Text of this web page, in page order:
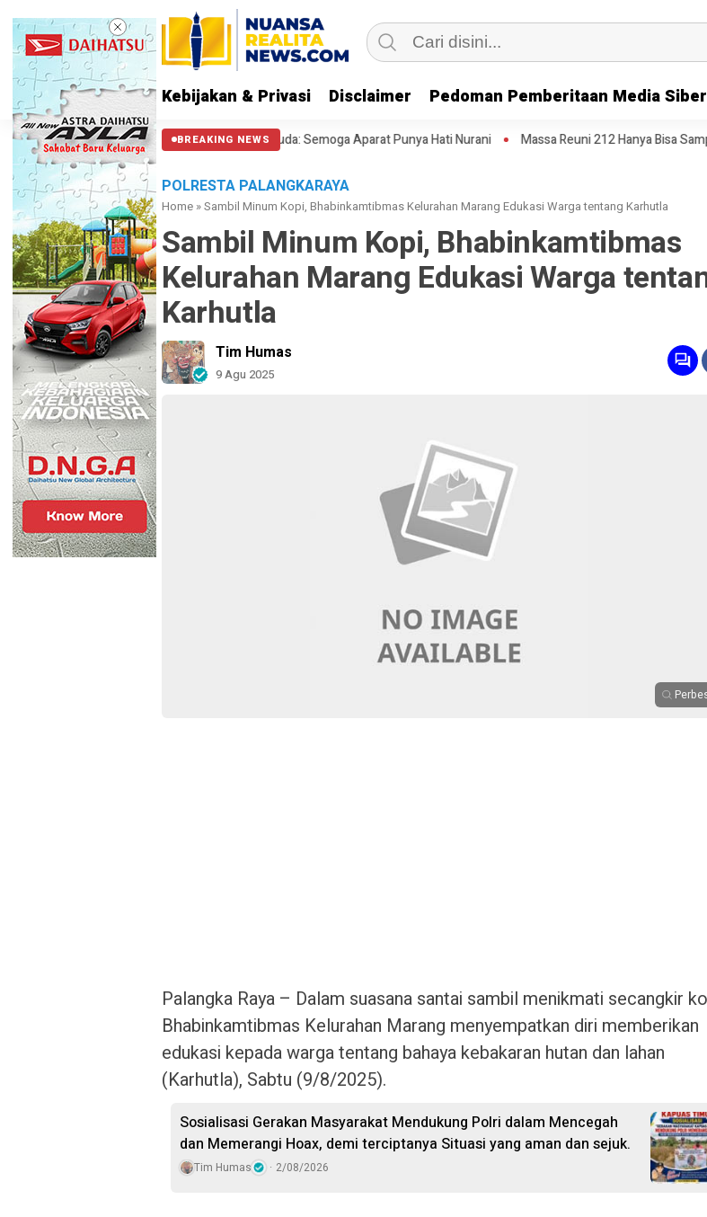
Kebijakan & Privasi Disclaimer Pedoman Pemberitaan Media Siber
BREAKING NEWS
Halangi Massa di Patung Kuda: Semoga Aparat Punya Hati Nurani Massa Reuni 212 Hanya Bisa Sampai Thamrin, Putar
POLRESTA PALANGKARAYA
Home »Sambil Minum Kopi, Bhabinkamtibmas Kelurahan Marang Edukasi Warga tentang Karhutla
Sambil Minum Kopi, Bhabinkamtibmas
Kelurahan Marang Edukasi Warga
Karhutla
Tim Humas
9 Agu 2025
Palangka Raya – Dalam suasana santai sambil menikmati secangkir
Bhabinkamtibmas Kelurahan Marang menyempatkan diri memberikan
edukasi kepada warga tentang bahaya kebakaran hutan dan lahan
(Karhutla), Sabtu (9/8/2025).
Sosialisasi Gerakan Masyarakat Mendukung Polri dalam Mencegah
dan Memerangi Hoax, demi terciptanya Situasi yang aman dan sejuk.
Tim Humas 2/08/2026